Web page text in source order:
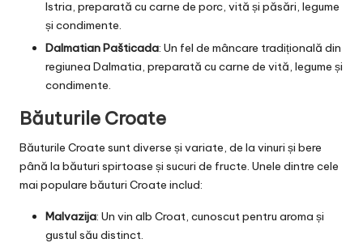
Istria, preparată cu carne de porc, vită și păsări, legume
și condimente.
Dalmatian Pašticada: Un fel de mâncare tradițională din
regiunea Dalmatia, preparată cu carne de vită, legume și
condimente.
Băuturile Croate
Băuturile Croate sunt diverse și variate, de la vinuri și bere
până la băuturi spirtoase și sucuri de fructe. Unele dintre cele
mai populare băuturi Croate includ:
Malvazija: Un vin alb Croat, cunoscut pentru aroma și
gustul său distinct.